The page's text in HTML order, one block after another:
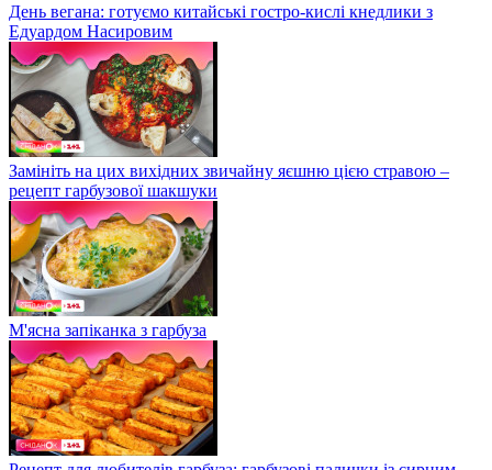
День вегана: готуємо китайські гостро-кислі кнедлики з
Едуардом Насировим
Замініть на цих вихідних звичайну яєшню цією стравою –
рецепт гарбузової шакшуки
М'ясна запіканка з гарбуза